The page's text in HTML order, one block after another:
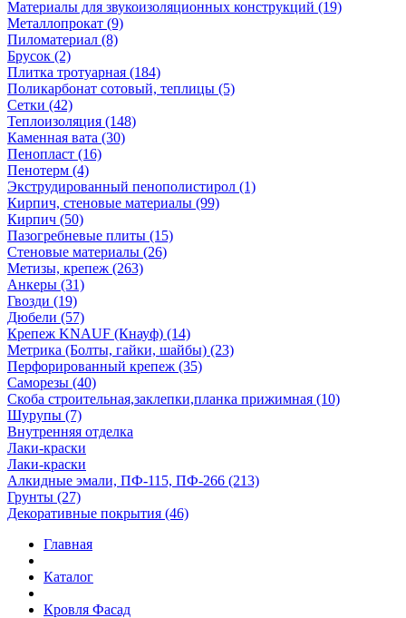
Материалы для звукоизоляционных конструкций (19)
Металлопрокат (9)
Пиломатериал (8)
Брусок (2)
Плитка тротуарная (184)
Поликарбонат сотовый, теплицы (5)
Сетки (42)
Теплоизоляция (148)
Каменная вата (30)
Пенопласт (16)
Пенотерм (4)
Экструдированный пенополистирол (1)
Кирпич, стеновые материалы (99)
Кирпич (50)
Пазогребневые плиты (15)
Стеновые материалы (26)
Метизы, крепеж (263)
Анкеры (31)
Гвозди (19)
Дюбели (57)
Крепеж KNAUF (Кнауф) (14)
Метрика (Болты, гайки, шайбы) (23)
Перфорированный крепеж (35)
Саморезы (40)
Скоба строительная,заклепки,планка прижимная (10)
Шурупы (7)
Внутренняя отделка
Лаки-краски
Лаки-краски
Алкидные эмали, ПФ-115, ПФ-266 (213)
Грунты (27)
Декоративные покрытия (46)
Главная
Каталог
Кровля Фасад